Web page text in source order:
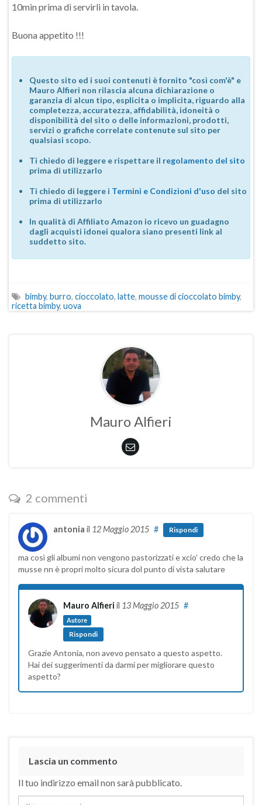
10min prima di servirli in tavola.
Buona appetito !!!
Questo sito ed i suoi contenuti è fornito "così com'è" e
Mauro Alfieri non rilascia alcuna dichiarazione o
garanzia di alcun tipo, esplicita o implicita, riguardo alla
completezza, accuratezza, affidabilità, idoneità o
disponibilità del sito o delle informazioni, prodotti,
servizi o grafiche correlate contenute sul sito per
qualsiasi scopo.
Ti chiedo di leggere e rispettare il regolamento del sito
prima di utilizzarlo
Ti chiedo di leggere i Termini e Condizioni d'uso del sito
prima di utilizzarlo
In qualità di Affiliato Amazon io ricevo un guadagno
dagli acquisti idonei qualora siano presenti link al
suddetto sito.
bimby, burro, cioccolato, latte, mousse di cioccolato bimby,
ricetta bimby, uova
Mauro Alfieri
2 commenti
antonia il 12 Maggio 2015 # Rispondi
ma così gli albumi non vengono pastorizzati e xcio’ credo che la
musse nn è propri molto sicura dol punto di vista salutare
Mauro Alfieri il 13 Maggio 2015
Autore
#
Rispondi
Grazie Antonia, non avevo pensato a questo aspetto.
Hai dei suggerimenti da darmi per migliorare questo
aspetto?
Lascia un commento
Il tuo indirizzo email non sarà pubblicato.